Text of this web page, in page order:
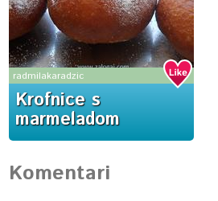
radmilakaradzic
Krofnice s
marmeladom
Komentari